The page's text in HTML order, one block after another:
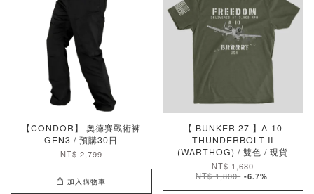
【CONDOR】 奧德賽戰術褲
GEN3 / 預購30日
NT$ 2,799
加入購物車
【 BUNKER 27 】A-10
THUNDERBOLT II
(WARTHOG) / 雙色 / 現貨
NT$ 1,680
NT$ 1,800 -6.7%